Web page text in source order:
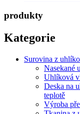
produkty
Kategorie
Surovina z
Nasekané
Uhlíková
Deska na
teplotě
Výroba